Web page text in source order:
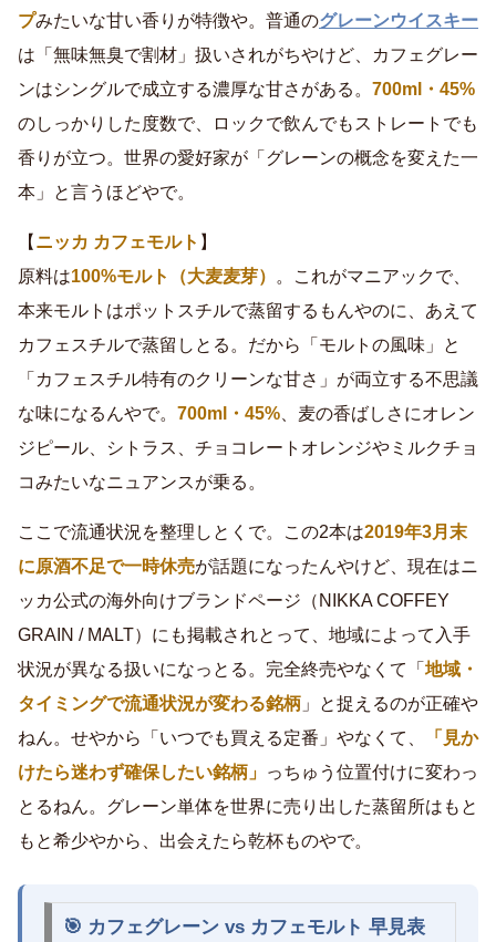
プみたいな甘い香りが特徴や。普通のグレーンウイスキー
は「無味無臭で割材」扱いされがちやけど、カフェグレー
ンはシングルで成立する濃厚な甘さがある。 700ml・45%
のしっかりした度数で、ロックで飲んでもストレートでも
香りが立つ。世界の愛好家が「グレーンの概念を変えた一
本」と言うほどやで。
【 ニッカ カフェモルト 】
原料は100%モルト（大麦麦芽）
。これがマニアックで、
本来モルトはポットスチルで蒸留するもんやのに、あえて
カフェスチルで蒸留しとる。だから「モルトの風味」と
「カフェスチル特有のクリーンな甘さ」が両立する不思議
な味になるんやで。 700ml・45% 、麦の香ばしさにオレン
ジピール、シトラス、チョコレートオレンジやミルクチョ
コみたいなニュアンスが乗る。
ここで流通状況を整理しとくで。この2本は2019年3月末
に原酒不足で一時休売が話題になったんやけど、現在はニ
ッカ公式の海外向けブランドページ（NIKKA COFFEY
GRAIN / MALT）にも掲載されとって、地域によって入手
状況が異なる扱いになっとる。完全終売やなくて「 地域・
タイミングで流通状況が変わる銘柄 」と捉えるのが正確や
ねん。せやから「いつでも買える定番」やなくて、
「見か
けたら迷わず確保したい銘柄」 っちゅう位置付けに変わっ
とるねん。グレーン単体を世界に売り出した蒸留所はもと
もと希少やから、出会えたら乾杯ものやで。
🎯 カフェグレーン vs カフェモルト 早見表